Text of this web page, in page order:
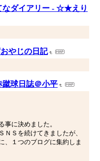
なダイアリー - ☆★えり
やじの日記
蹴球日誌＠小平
事に決めました。
ＮＳを続けてきましたが、
、１つのブログに集約しま